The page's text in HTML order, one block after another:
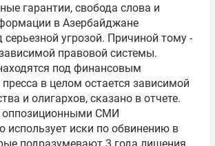
гарантии, свобода слова и
в Азербайджане
серьезной угрозой. Причиной тому -
правовой системы.
под финансовым
в целом остается зависимой
и олигархов, сказано в отчете.
СМИ
использует иски по обвинению в